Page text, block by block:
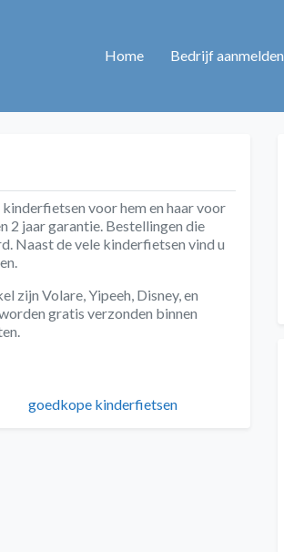
Home Bedrijf aanmelden
voor hem en haar voor
2 jaar garantie. Bestellingen die
Naast de vele kinderfietsen vind u
zijn Volare, Yipeeh, Disney, en
gratis verzonden binnen
Tags
goedkope kinderfietsen